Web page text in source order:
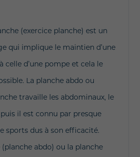
(exercice planche) est un
qui implique le maintien d’une
celle d’une pompe et cela le
La planche abdo ou
travaille les abdominaux, le
il est connu par presque
sports dus à son efficacité.
(planche abdo) ou la planche